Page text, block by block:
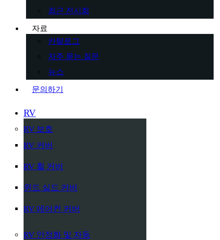
최근 전시회
자료
카탈로그
자주 묻는 질문
뉴스
문의하기
RV
RV 보호
RV 커버
RV 휠 커버
윈드 실드 커버
RV 에어컨 커버
RV 안정화 및 자동